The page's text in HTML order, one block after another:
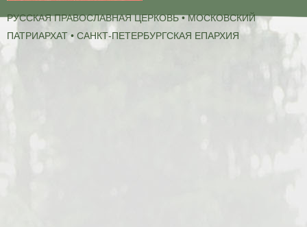
РУССКАЯ ПРАВОСЛАВНАЯ ЦЕРКОВЬ • МОСКОВСКИЙ
ПАТРИАРХАТ • САНКТ-ПЕТЕРБУРГСКАЯ ЕПАРХИЯ